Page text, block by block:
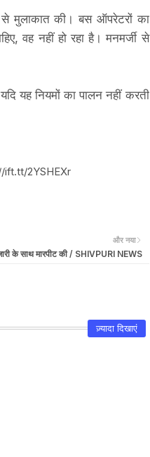
से मुलाकात की। बस ऑपरेटरों का
वह नहीं हो रहा है। मनमर्जी से
यह नियमों का पालन नहीं करती
ift.tt/2YSHEXr
और नया
के साथ मारपीट की / SHIVPURI NEWS
ज़्यादा दिखाएं